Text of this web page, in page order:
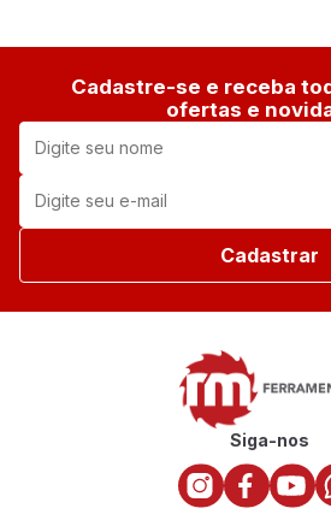
Cadastre-se e receba
ofertas e
Cadastrar
Siga-nos